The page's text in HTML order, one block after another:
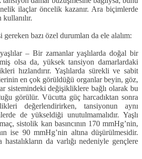
ilaçlar öncelik kaza­nır. Ara biçimlerde
bazı özel durumlan da ele alalım:
– Bir zamanlar yaşlılarda doğal bir
olsa da, yüksek tansi­yon damarlardaki
hızlandırır. Yaşlılarda sürekli ve sabit
en çok görüldüğü organlar beyin, göz,
sistemindeki değişikliklere bağlı olarak bu
görülür. Vücutta güç harcadıktan sonra
değerlendirirken, tansiyonun aynı
de yükseldiği unutulmamalıdır. Yaşlı
sistolik kan basıncının 170 mmHg’nin,
ise 90 mmHg’nin altına düşürülmesidir.
hastalıkların da varlığı nedeniyle genç­lere